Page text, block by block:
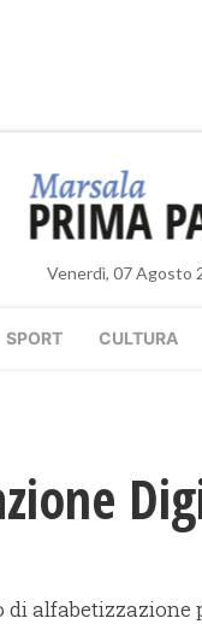
Venerdì, 07 Agosto
SPORT CULTURA
di